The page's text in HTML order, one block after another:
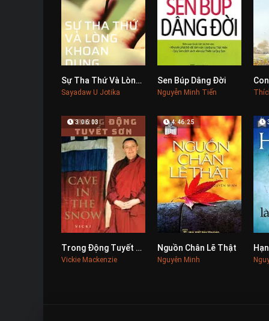
0
Sự Tha Thứ Và Lòng Khoan Dung
Sayadaw U Jotika
Sen Búp Dâng Đời
Nguyễn Minh Tiến
0
3:06:03
Trong Động Tuyết Sơn
Vickie Mackenzie
0
4:46:25
Nguồn Chân Lẽ Thật
Nguyên Minh